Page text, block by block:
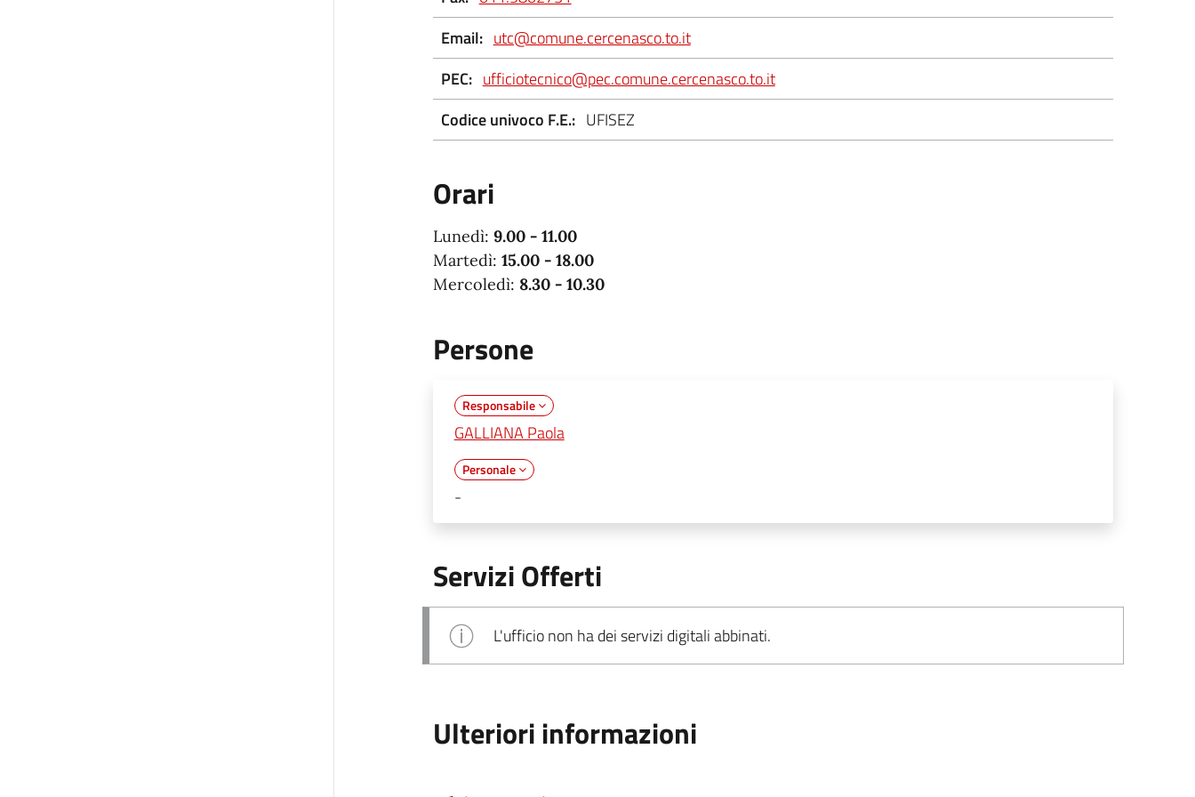
Email: utc@comune.cercenasco.to.it
PEC: ufficiotecnico@pec.comune.cercenasco.to.it
Codice univoco F.E.:UFISEZ
Orari
Lunedì: 9.00 - 11.00
Martedì: 15.00 - 18.00
Mercoledì: 8.30 - 10.30
Persone
Responsabile
GALLIANA Paola
Personale
-
Servizi Offerti
L'ufficio non ha dei servizi digitali abbinati.
Ulteriori informazioni